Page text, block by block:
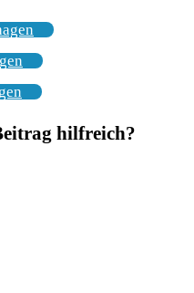
hilfreich?